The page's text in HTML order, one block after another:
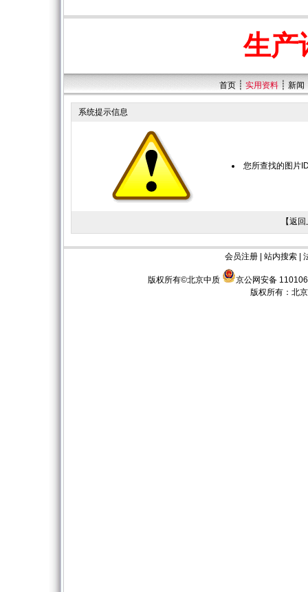
生产
首页 ┊ 实用资料 ┊ 新闻
系统提示信息
您所查找的图片
【返回
会员注册| 站内搜索|
版权所有©北京中质
京公网安备
版权所有： 北